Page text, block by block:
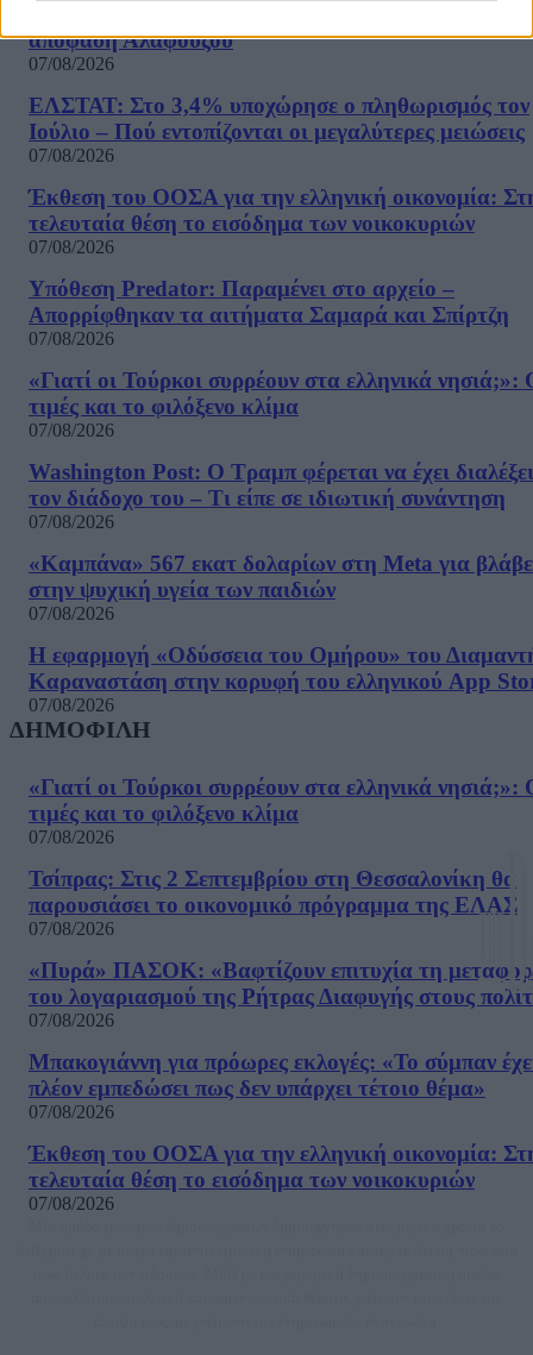
απόφαση Αλαφούζου
07/08/2026
ΕΛΣΤΑΤ: Στο 3,4% υποχώρησε ο πληθωρισμός τον
Ιούλιο – Πού εντοπίζονται οι μεγαλύτερες μειώσεις
07/08/2026
Έκθεση του ΟΟΣΑ για την ελληνική οικονομία:
τελευταία θέση το εισόδημα των νοικοκυριών
07/08/2026
Υπόθεση Predator: Παραμένει στο αρχείο –
Απορρίφθηκαν τα αιτήματα Σαμαρά και Σπίρτζη
07/08/2026
«Γιατί οι Τούρκοι συρρέουν στα ελληνικά νησιά;»:
τιμές και το φιλόξενο κλίμα
07/08/2026
Washington Post: Ο Τραμπ φέρεται να έχει διαλέξει
τον διάδοχο του – Τι είπε σε ιδιωτική συνάντηση
07/08/2026
«Καμπάνα» 567 εκατ δολαρίων στη Meta για
στην ψυχική υγεία των παιδιών
07/08/2026
Η εφαρμογή «Οδύσσεια του Ομήρου» του
Καραναστάση στην κορυφή του ελληνικού App
07/08/2026
ΔΗΜΟΦΙΛΗ
«Γιατί οι Τούρκοι συρρέουν στα ελληνικά νησιά;»:
τιμές και το φιλόξενο κλίμα
07/08/2026
Τσίπρας: Στις 2 Σεπτεμβρίου στη Θεσσαλονίκη θα
παρουσιάσει το οικονομικό πρόγραμμα της ΕΛΑΣ
07/08/2026
«Πυρά» ΠΑΣΟΚ: «Βαφτίζουν επιτυχία τη
του λογαριασμού της Ρήτρας Διαφυγής στους
07/08/2026
Μπακογιάννη για πρόωρες εκλογές: «Το σύμπαν
πλέον εμπεδώσει πως δεν υπάρχει τέτοιο θέμα»
07/08/2026
Έκθεση του ΟΟΣΑ για την ελληνική οικονομία:
τελευταία θέση το εισόδημα των νοικοκυριών
07/08/2026